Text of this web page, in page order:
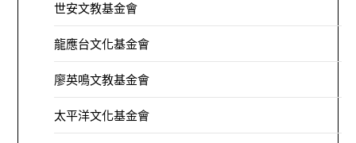
世安文教基金會
龍應台文化基金會
廖英鳴文教基金會
太平洋文化基金會